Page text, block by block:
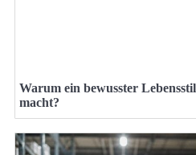
Warum ein bewusster
macht?